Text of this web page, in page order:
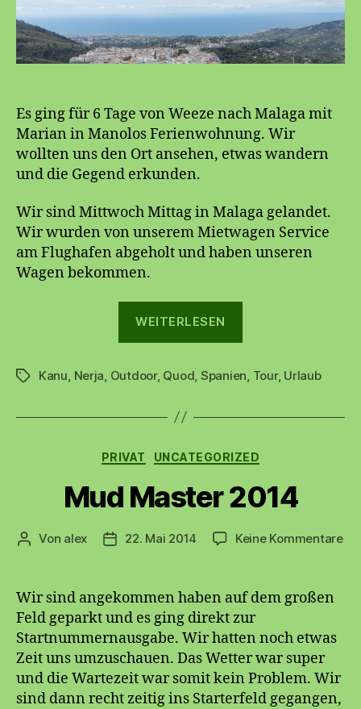
Es ging für 6 Tage von Weeze nach Malaga mit
Marian in Manolos Ferienwohnung. Wir
wollten uns den Ort ansehen, etwas wandern
und die Gegend erkunden.
Wir sind Mittwoch Mittag in Malaga gelandet.
Wir wurden von unserem Mietwagen Service
am Flughafen abgeholt und haben unseren
Wagen bekommen.
WEITERLESEN
Schlagwörter
Kanu Nerja Outdoor, Quod Spanien Tour, Urlaub
Kategorien
PRIVAT UNCATEGORIZED
Mud Master 2014
Beitragsautor
Von alex Beitragsdatum
22. Mai 2014 Keine Kommentarezu
Wir sind angekommen haben auf dem großen
Feld geparkt und es ging direkt zur
Startnummernausgabe. Wir hatten noch etwas
Zeit uns umzuschauen. Das Wetter war super
und die Wartezeit war somit kein Problem. Wir
sind dann recht zeitig ins Starterfeld gegangen,